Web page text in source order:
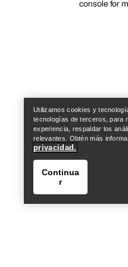
console for
Utilizamos cookies y
tecnologías de terceros, para
experiencia, respaldar los
relevantes. Obtén más
privacidad.
Continua
r